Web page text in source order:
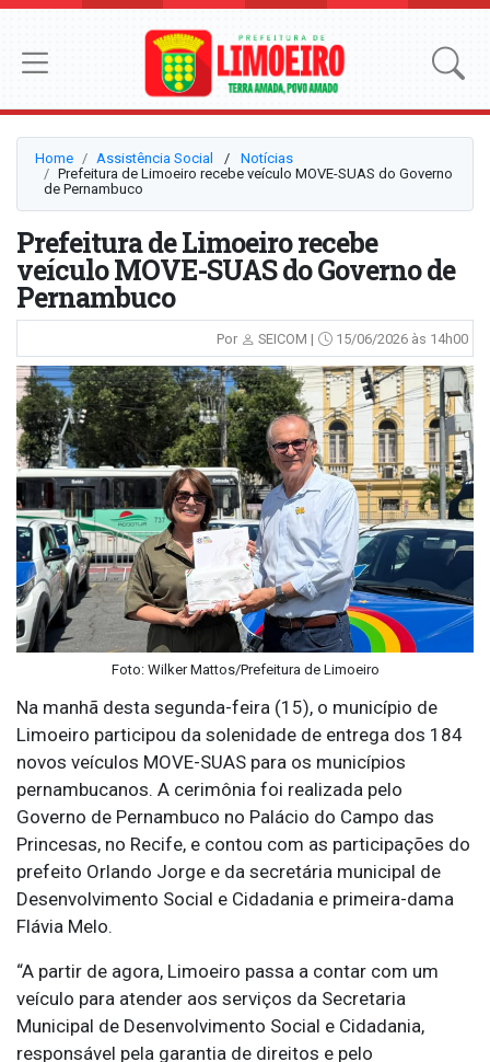
Home Assistência Social ⠀/⠀ Notícias
Prefeitura de Limoeiro recebe veículo MOVE-SUAS do Governo
de Pernambuco
Prefeitura de Limoeiro recebe
veículo MOVE-SUAS do Governo de
Pernambuco
Por SEICOM | 15/06/2026 às 14h00
Foto: Wilker Mattos/Prefeitura de Limoeiro
Na manhã desta segunda-feira (15), o município de
Limoeiro participou da solenidade de entrega dos 184
novos veículos MOVE-SUAS para os municípios
pernambucanos. A cerimônia foi realizada pelo
Governo de Pernambuco no Palácio do Campo das
Princesas, no Recife, e contou com as participações do
prefeito Orlando Jorge e da secretária municipal de
Desenvolvimento Social e Cidadania e primeira-dama
Flávia Melo.
“A partir de agora, Limoeiro passa a contar com um
veículo para atender aos serviços da Secretaria
Municipal de Desenvolvimento Social e Cidadania,
responsável pela garantia de direitos e pelo